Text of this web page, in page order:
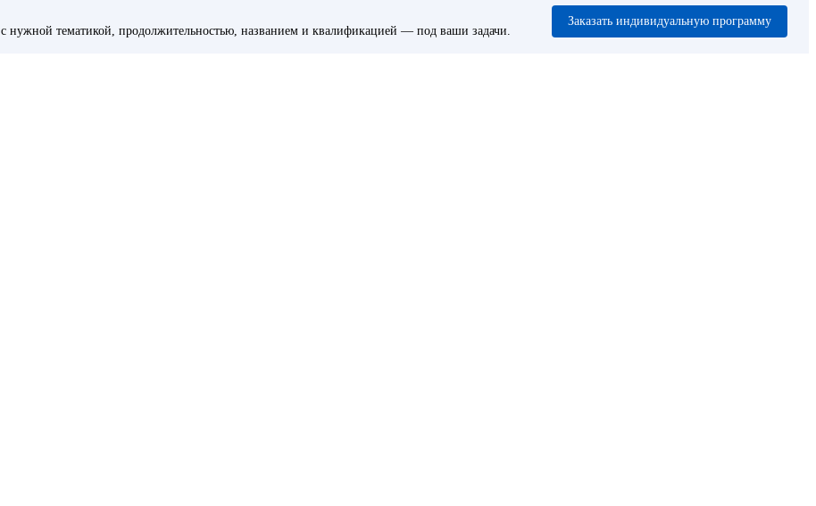
с нужной тематикой, продолжительностью, названием и квалификацией — под ваши задачи.
Заказать индивидуальную программу